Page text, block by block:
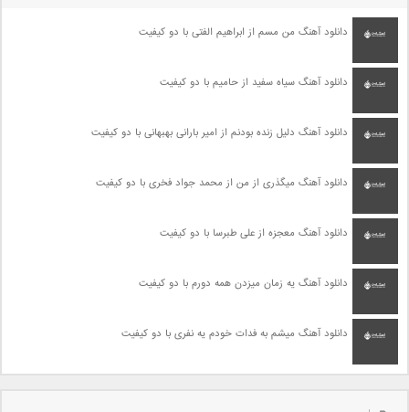
دانلود آهنگ من مسم از ابراهیم الفتی با دو کیفیت
دانلود آهنگ سیاه سفید از حامیم با دو کیفیت
دانلود آهنگ دلیل زنده بودنم از امیر بارانی بهبهانی با دو کیفیت
دانلود آهنگ میگذری از من از محمد جواد فخری با دو کیفیت
دانلود آهنگ معجزه از علی طبرسا با دو کیفیت
دانلود آهنگ یه زمان میزدن همه دورم با دو کیفیت
دانلود آهنگ میشم به فدات خودم یه نفری با دو کیفیت